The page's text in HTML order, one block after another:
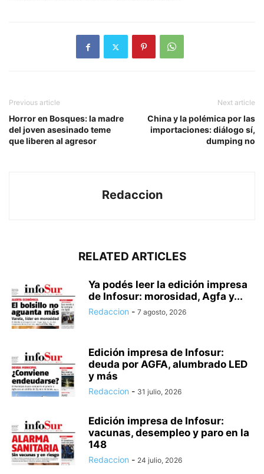
Previous article
Horror en Bosques: la madre
del joven asesinado teme
que liberen al agresor
Next article
China y la polémica por las
importaciones: diálogo sí,
dumping no
Redaccion
RELATED ARTICLES
Ya podés leer la edición impresa
de Infosur: morosidad, Agfa y...
Redaccion - 7 agosto, 2026
Edición impresa de Infosur:
deuda por AGFA, alumbrado LED
y más
Redaccion - 31 julio, 2026
Edición impresa de Infosur:
vacunas, desempleo y paro en la
148
Redaccion - 24 julio, 2026